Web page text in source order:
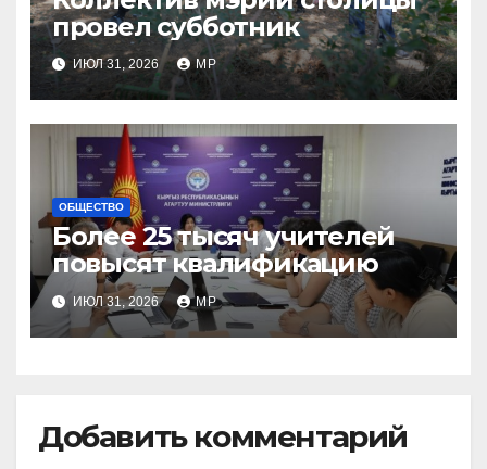
провел субботник
ИЮЛ 31, 2026 MP
ОБЩЕСТВО
Более 25 тысяч учителей
повысят квалификацию
ИЮЛ 31, 2026 MP
Добавить комментарий